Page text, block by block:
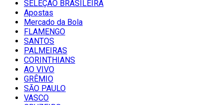
SELEÇÃO BRASILEIRA
Apostas
Mercado da Bola
FLAMENGO
SANTOS
PALMEIRAS
CORINTHIANS
AO VIVO
GRÊMIO
SĀO PAULO
VASCO